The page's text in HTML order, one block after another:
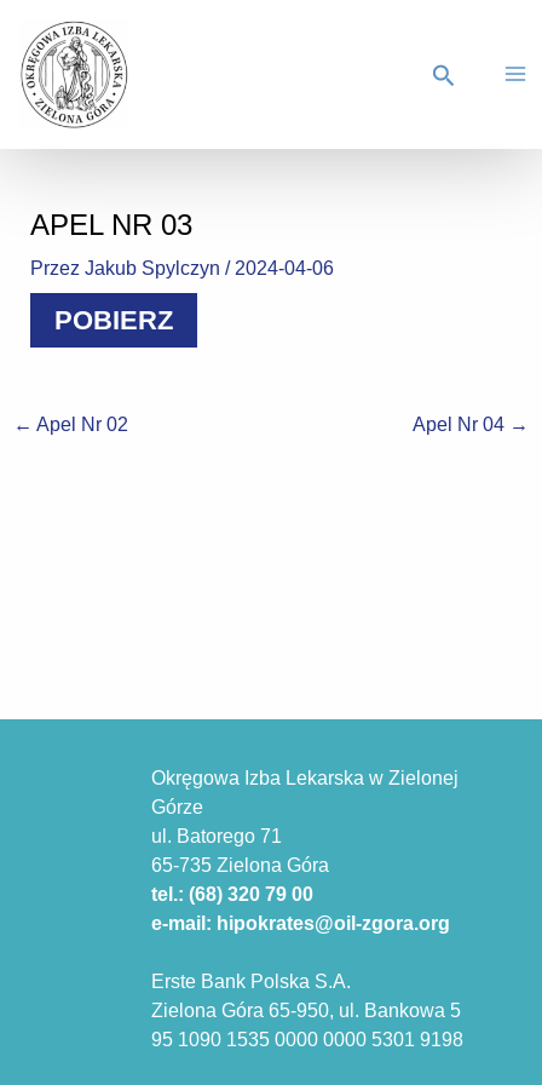
APEL NR 03
PrzezJakub Spylczyn/ 2024-04-06
POBIERZ
← Apel Nr 02 Apel Nr 04 →
Okręgowa Izba Lekarska w Zielonej
Górze
ul. Batorego 71
65-735 Zielona Góra
tel.: (68) 320 79 00
e-mail: hipokrates@oil-zgora.org
Erste Bank Polska S.A.
Zielona Góra 65-950, ul. Bankowa 5
95 1090 1535 0000 0000 5301 9198